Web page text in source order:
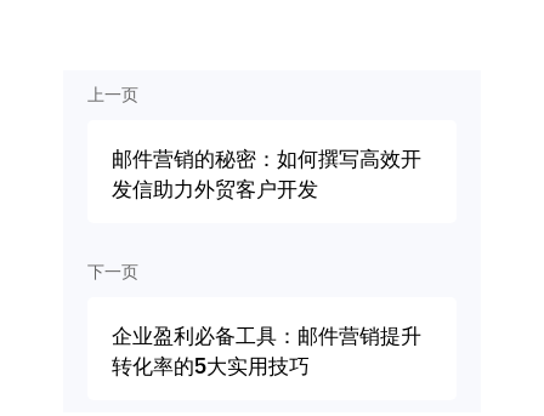
上一页
邮件营销的秘密：如何撰写高效开
发信助力外贸客户开发
下一页
企业盈利必备工具：邮件营销提升
转化率的5大实用技巧